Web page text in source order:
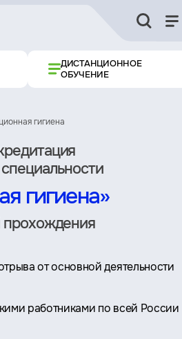
ДИСТАНЦИОННОЕ
ОБУЧЕНИЕ
гигиена
гигиена»
прохождения
от основной деятельности
работниками по всей России